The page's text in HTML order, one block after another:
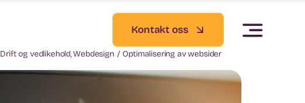
Kontakt oss
Drift og vedlikehold Webdesign Optimalisering av websider